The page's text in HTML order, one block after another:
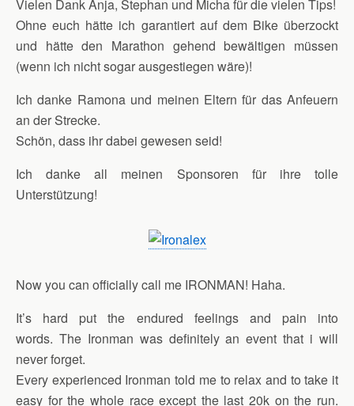
Vielen Dank Anja, Stephan und Micha für die vielen Tips!
Ohne euch hätte ich garantiert auf dem Bike überzockt
und hätte den Marathon gehend bewältigen müssen
(wenn ich nicht sogar ausgestiegen wäre)!
Ich danke Ramona und meinen Eltern für das Anfeuern
an der Strecke.
Schön, dass ihr dabei gewesen seid!
Ich danke all meinen Sponsoren für ihre tolle
Unterstützung!
Now you can officially call me IRONMAN! Haha.
It’s hard put the endured feelings and pain into
words. The Ironman was definitely an event that i will
never forget.
Every experienced Ironman told me to relax and to take it
easy for the whole race except the last 20k on the run.